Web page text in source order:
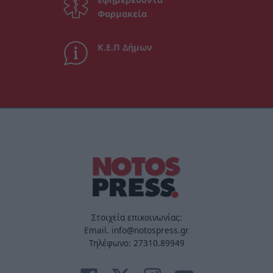
Φαρμακεία
Κ.Ε.Π Δήμων
Στοιχεία επικοινωνίας:
Email. info@notospress.gr
Τηλέφωνο: 27310.89949